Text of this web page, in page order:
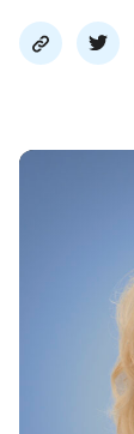
Del
link
Del
på